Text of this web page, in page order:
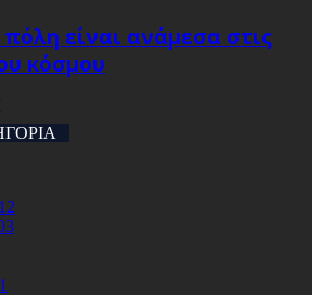
είναι ανάμεσα στις
κόσμου